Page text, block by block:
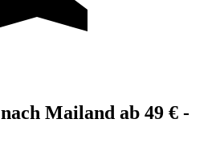
Mailand ab 49 € -